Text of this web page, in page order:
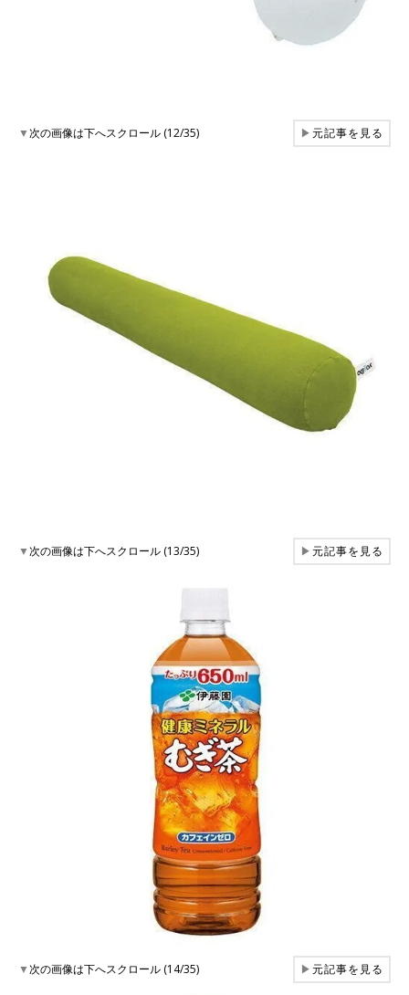
▼次の画像は下へスクロール (12/35) ▶元記事を見る
▼次の画像は下へスクロール (13/35) ▶元記事を見る
▼次の画像は下へスクロール (14/35) ▶元記事を見る